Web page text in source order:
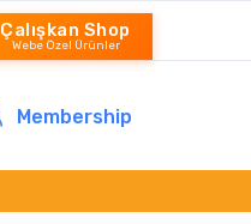
Çalışkan Shop
Webe Özel Ürünler
Membership